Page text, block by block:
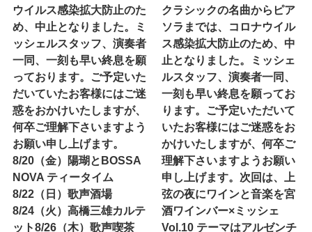
ウイルス感染拡大防止のた
め、中止となりました。ミ
ッシェルスタッフ、演奏者
一同、一刻も早い終息を願
っております。ご予定いた
だいていたお客様にはご迷
惑をおかけいたしますが、
何卒ご理解下さいますよう
お願い申し上げます。
8/20（金）陽瑚とBOSSA
NOVA ティータイム
8/22（日）歌声酒場
8/24（火）高橋三雄カルテ
ット8/26（木）歌声喫茶
クラシックの名曲からピア
ソラまでは、コロナウイル
ス感染拡大防止のため、中
止となりました。ミッシェ
ルスタッフ、演奏者一同、
一刻も早い終息を願ってお
ります。ご予定いただいて
いたお客様にはご迷惑をお
かけいたしますが、何卒ご
理解下さいますようお願い
申し上げます。次回は、上
弦の夜にワインと音楽を宮
酒ワインバー×ミッシェ
Vol.10 テーマはアルゼンチ